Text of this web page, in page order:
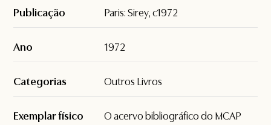
Publicação Paris: Sirey, c1972
Ano 1972
Categorias Outros Livros
Exemplar físico
O acervo bibliográfico do MCAP